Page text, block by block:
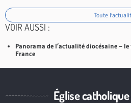
Toute
VOIR AUSSI :
Panorama de l’actualité diocésaine –
France
Église